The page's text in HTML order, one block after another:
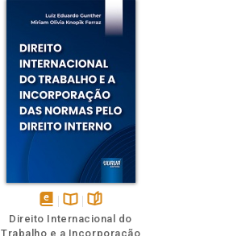
disponível
em
Disponível
na
páginas
Direito Internacional do
Trabalho e a Incorporação